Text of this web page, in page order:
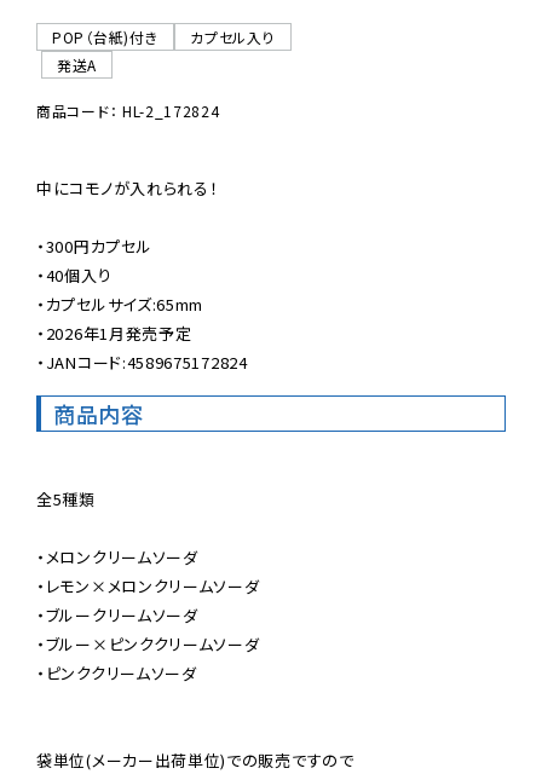
POP（台紙)付き
カプセル入り
発送A
商品コード： HL-2_172824
中にコモノが入れられる！
・300円カプセル
・40個入り
・カプセルサイズ:65mm
・2026年1月発売予定
・JANコード:4589675172824
商品内容
全5種類
・メロンクリームソーダ
・レモン×メロンクリームソーダ
・ブルークリームソーダ
・ブルー×ピンククリームソーダ
・ピンククリームソーダ
袋単位(メーカー出荷単位)での販売ですので